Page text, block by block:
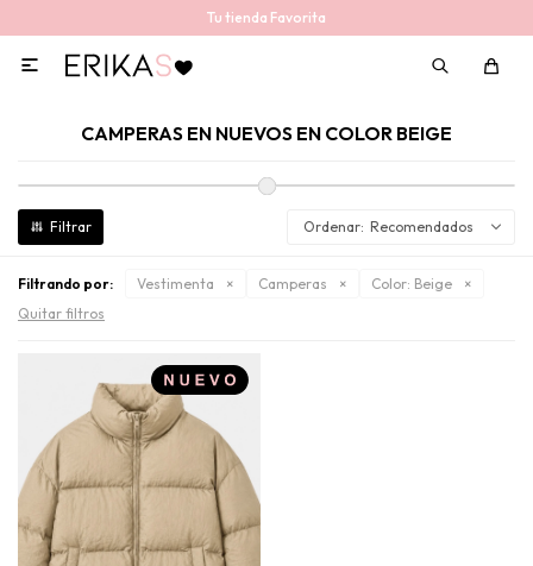
Tu tienda Favorita

CAMPERAS EN NUEVOS EN COLOR BEIGE
Recomendados
Filtrando por: Vestimenta Camperas Color: Beige
Quitar filtros